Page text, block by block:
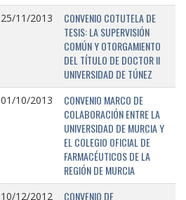
25/11/2013
CONVENIO COTUTELA DE
TESIS: LA SUPERVISIÓN
COMÚN Y OTORGAMIENTO
DEL TÍTULO DE DOCTOR II
UNIVERSIDAD DE TÚNEZ
01/10/2013
CONVENIO MARCO DE
COLABORACIÓN ENTRE LA
UNIVERSIDAD DE MURCIA Y
EL COLEGIO OFICIAL DE
FARMACÉUTICOS DE LA
REGIÓN DE MURCIA
10/12/2012
CONVENIO DE